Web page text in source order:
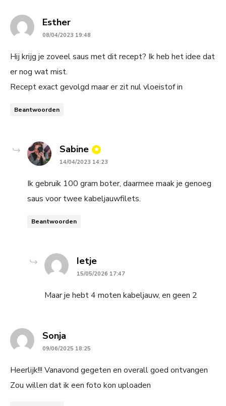
Esthersays:
08/04/2023 19:48
Hij krijg je zoveel saus met dit recept? Ik heb het idee dat
er nog wat mist.
Recept exact gevolgd maar er zit nul vloeistof in
Beantwoorden
Sabine says:
14/04/2023 14:23
Ik gebruik 100 gram boter, daarmee maak je genoeg
saus voor twee kabeljauwfilets.
Beantwoorden
Ietjesays:
15/05/2026 17:47
Maar je hebt 4 moten kabeljauw, en geen 2
Sonja
09/06/2025 18:25
Heerlijk!!! Vanavond gegeten en overall goed ontvangen
Zou willen dat ik een foto kon uploaden